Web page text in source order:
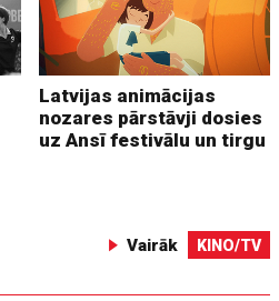
Latvijas animācijas
nozares pārstāvji dosies
uz Ansī festivālu un tirgu
Vairāk KINO/TV